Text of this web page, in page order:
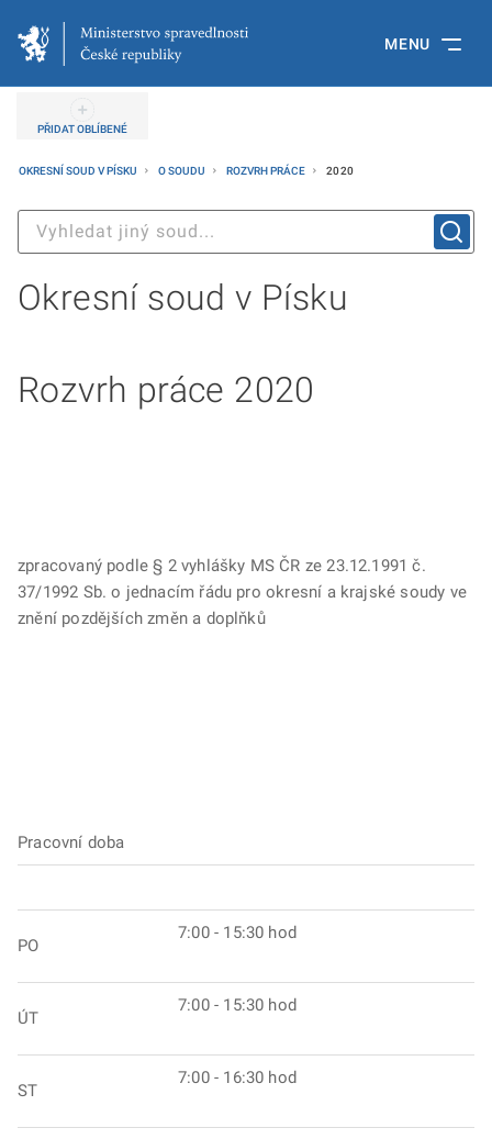
MENU
PŘIDAT OBLÍBENÉ
OKRESNÍ SOUD V PÍSKU O SOUDU ROZVRH PRÁCE 2020
Okresní soud v Písku
Rozvrh práce 2020
zpracovaný podle § 2 vyhlášky MS ČR ze 23.12.1991 č.
37/1992 Sb. o jednacím řádu pro okresní a krajské soudy ve
znění pozdějších změn a doplňků
Pracovní doba
PO
7:00 - 15:30 hod
ÚT
7:00 - 15:30 hod
ST
7:00 - 16:30 hod